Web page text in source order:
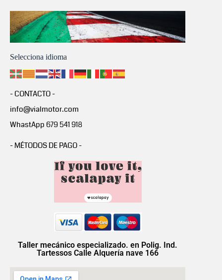
Selecciona idioma
- CONTACTO -
info@vialmotor.com
WhastApp 679 541 918
- MÉTODOS DE PAGO -
Taller mecánico especializado. en Polig. Ind.
Tartessos Calle Alquería nave 166